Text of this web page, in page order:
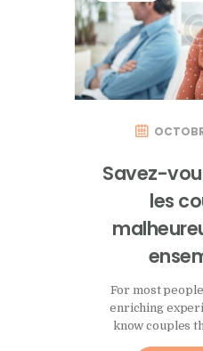
Savez-
les
For most
enriching
know couples